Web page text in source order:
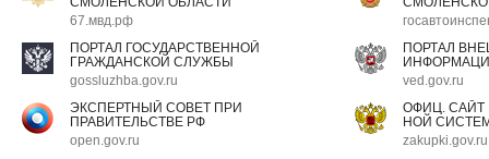
67.мвд.рф
ПОРТАЛ ГОСУДАРСТВЕННОЙ
ГРАЖДАНСКОЙ СЛУЖБЫ
gossluzhba.gov.ru
ПОРТАЛ
ved.gov.ru
ЭКСПЕРТНЫЙ СОВЕТ ПРИ
ПРАВИТЕЛЬСТВЕ РФ
open.gov.ru
ОФИЦ.
НОЙ
zakupki.gov.ru